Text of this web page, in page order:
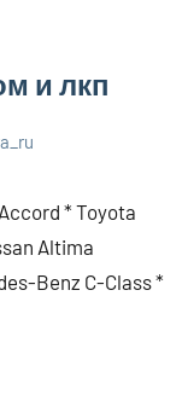
и лкп
* Toyota
Altima
Benz C-Class *